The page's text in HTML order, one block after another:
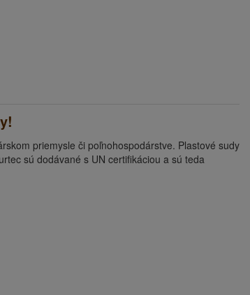
priemysle či poľnohospodárstve. Plastové sudy
sú dodávané s UN certifikáciou a sú teda